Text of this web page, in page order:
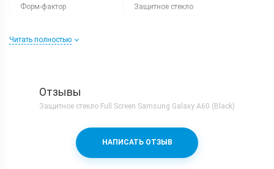
Форм-фактор Защитное стекло
Читать полностью
Отзывы
Защитное стекло Full Screen Samsung Galaxy A60 (Black)
НАПИСАТЬ ОТЗЫВ